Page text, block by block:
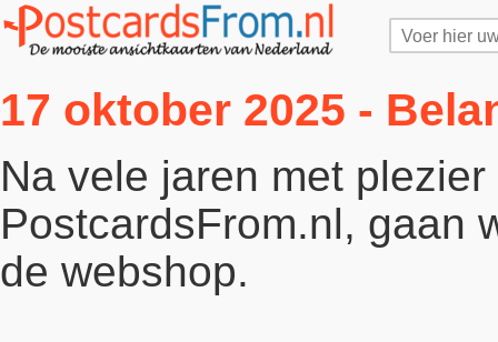
17 oktober 2025 -
Na vele jaren met
PostcardsFrom.nl, gaan
de webshop.